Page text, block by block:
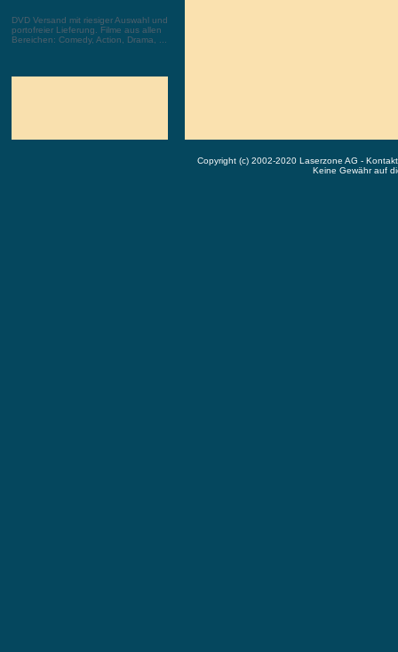
DVD Versand mit riesiger Auswahl und
portofreier Lieferung. Filme aus allen
Bereichen: Comedy, Action, Drama, ...
Copyright (c) 2002-2020 Laserzone AG -
Keine Gewähr auf